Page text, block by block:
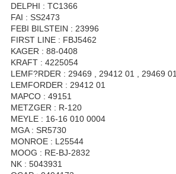
DELPHI : TC1366
FAI : SS2473
FEBI BILSTEIN : 23996
FIRST LINE : FBJ5462
KAGER : 88-0408
KRAFT : 4225054
LEMF?RDER : 29469 , 29412 01 , 29469 01
LEMFORDER : 29412 01
MAPCO : 49151
METZGER : R-120
MEYLE : 16-16 010 0004
MGA : SR5730
MONROE : L25544
MOOG : RE-BJ-2832
NK : 5043931